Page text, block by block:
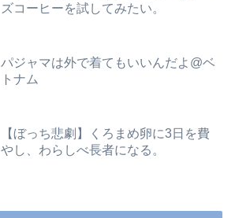
ズコーヒーを試してみたい。
パジャマは外で着てもいいんだよ@ベ
トナム
【ぼっち悲劇】くろまめ卵に3日を費
やし、わらしべ長者になる。